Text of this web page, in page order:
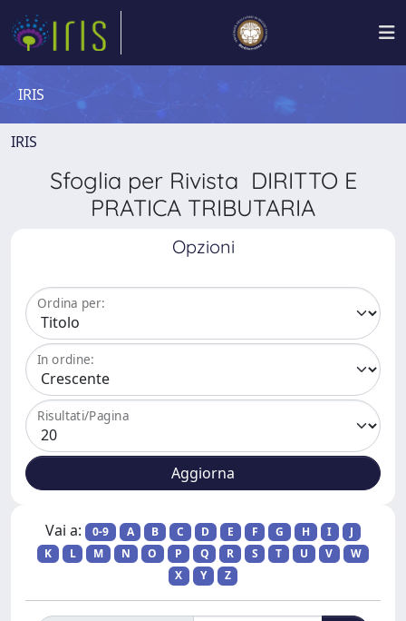
IRIS
IRIS
Sfoglia per Rivista DIRITTO E
PRATICA TRIBUTARIA
Opzioni
Ordina per:
In ordine:
Risultati/Pagina
Vai a: 0-9 A B C D E F G H I
J
K
L M N O P Q R S T U V
W
X
Y Z